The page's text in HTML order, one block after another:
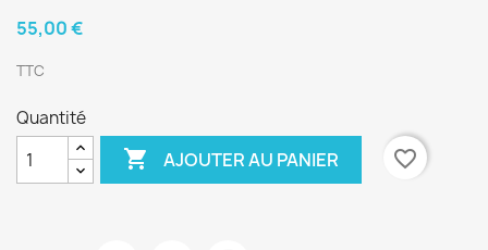
55,00 €
TTC
Quantité
 AJOUTER AU PANIER favorite_border